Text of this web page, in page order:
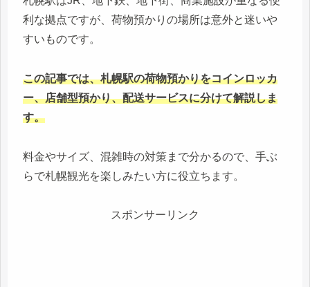
利な拠点ですが、荷物預かりの場所は意外と迷いや
すいものです。
この記事では、札幌駅の荷物預かりをコインロッカ
ー、店舗型預かり、配送サービスに分けて解説しま
す。
料金やサイズ、混雑時の対策まで分かるので、手ぶ
らで札幌観光を楽しみたい方に役立ちます。
スポンサーリンク